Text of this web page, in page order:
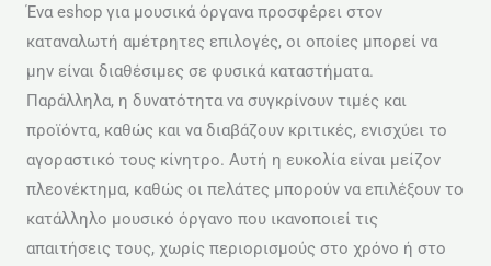
Ένα eshop για μουσικά όργανα προσφέρει στον
καταναλωτή αμέτρητες επιλογές, οι οποίες μπορεί να
μην είναι διαθέσιμες σε φυσικά καταστήματα.
Παράλληλα, η δυνατότητα να συγκρίνουν τιμές και
προϊόντα, καθώς και να διαβάζουν κριτικές, ενισχύει το
αγοραστικό τους κίνητρο. Αυτή η ευκολία είναι μείζον
πλεονέκτημα, καθώς οι πελάτες μπορούν να επιλέξουν το
κατάλληλο μουσικό όργανο που ικανοποιεί τις
απαιτήσεις τους, χωρίς περιορισμούς στο χρόνο ή στο